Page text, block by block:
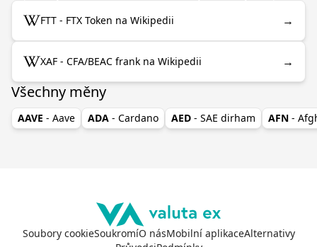
FTT - FTX Token na Wikipedii →
XAF - CFA/BEAC frank na Wikipedii →
Všechny měny
AAVE - Aave ADA - Cardano AED - SAE dirham AFN -
Soubory cookieSoukromíO násMobilní aplikaceAlternativy